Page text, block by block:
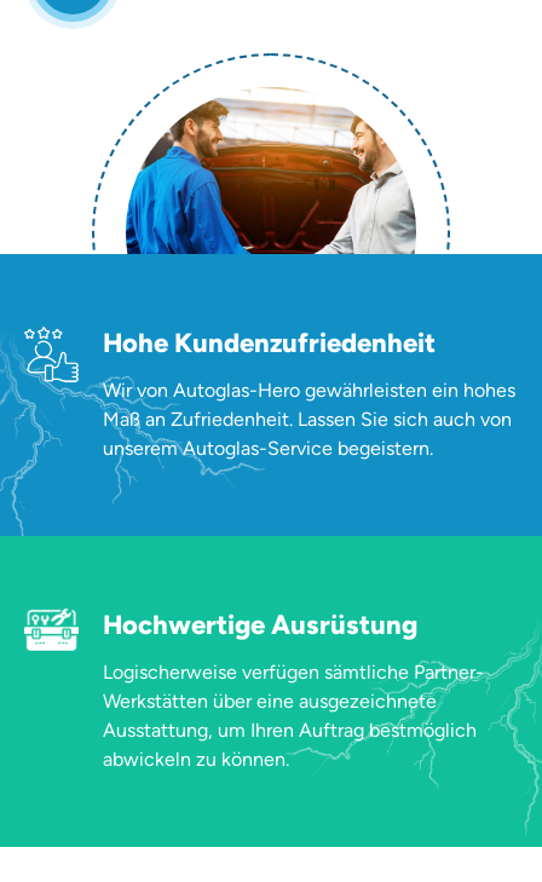
Hohe Kundenzufriedenheit
Wir von Autoglas-Hero gewährleisten ein hohes
Maß an Zufriedenheit. Lassen Sie sich auch von
unserem Autoglas-Service begeistern.
Hochwertige Ausrüstung
Logischerweise verfügen sämtliche Partner-
Werkstätten über eine ausgezeichnete
Ausstattung, um Ihren Auftrag bestmöglich
abwickeln zu können.